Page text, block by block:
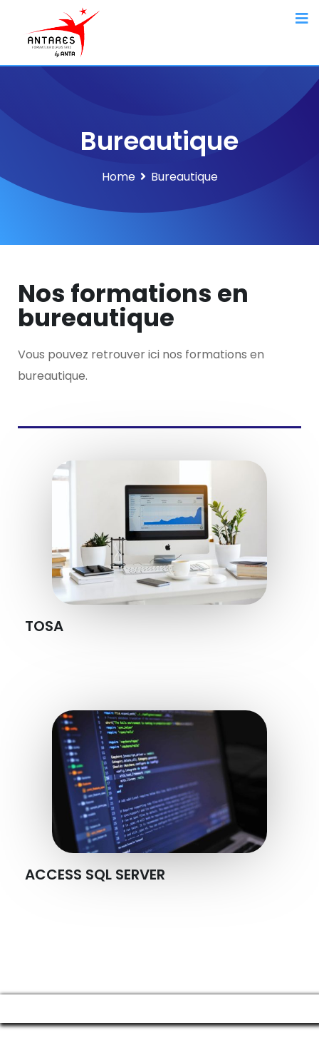
Bureautique
Home Bureautique
Nos formations en
bureautique
Vous pouvez retrouver ici nos formations en
bureautique.
TOSA
ACCESS SQL SERVER